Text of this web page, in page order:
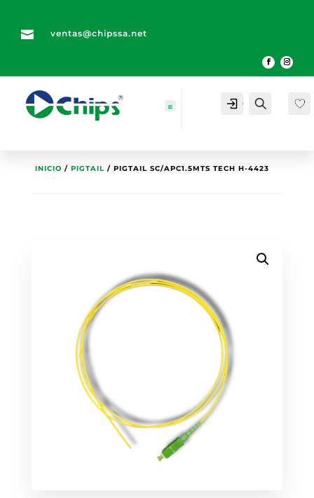
 ventas@chipssa.net
Cuenta Buscar
INICIO / PIGTAIL / PIGTAIL SC/APC1.5MTS TECH H-4423